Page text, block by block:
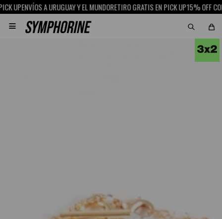
UPENVÍOS A URUGUAY Y EL MUNDORETIRO GRATIS EN PICK UP15% OFF CON
